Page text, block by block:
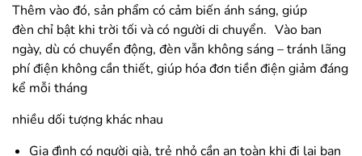
Thêm vào đó, sản phẩm có cảm biến ánh sáng, giúp
đèn chỉ bật khi trời tối và có người di chuyển. Vào ban
ngày, dù có chuyển động, đèn vẫn không sáng – tránh lãng
phí điện không cần thiết, giúp hóa đơn tiền điện giảm đáng
kể mỗi tháng
nhiều dối tượng khác nhau
Gia đình có người già, trẻ nhỏ cần an toàn khi đi lại ban